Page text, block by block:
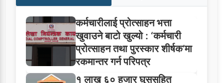
कर्मचारीलाई प्रोत्साहन भत्ता
खुवाउने बाटो खुल्यो : ‘कर्मचारी
प्रोत्साहन तथा पुरस्कार शीर्षक’मा
रकमान्तर गर्न परिपत्र
१ लाख ६० हजार घुससहित